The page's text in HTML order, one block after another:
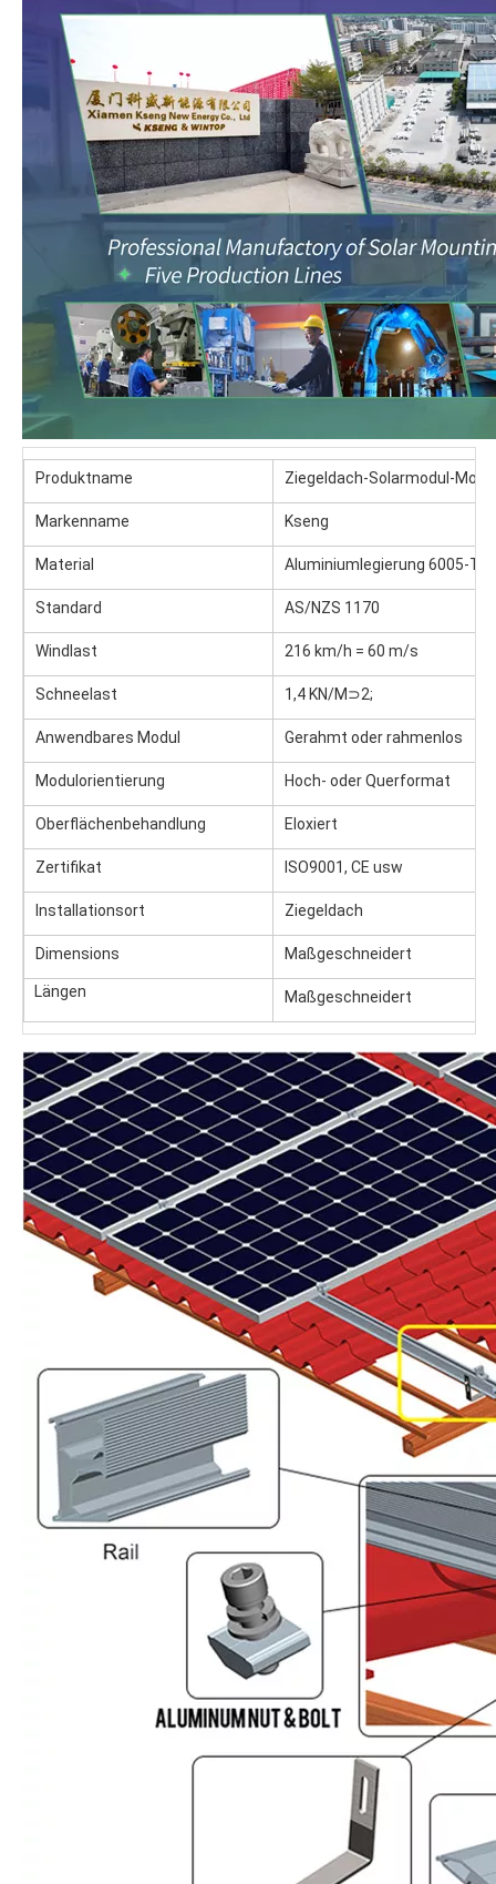
Produktname Ziegeldach-Solarmodul-
Markenname Kseng
Material Aluminiumlegierung 6005-T5
Standard AS/NZS 1170
Windlast 216 km/h = 60 m/s
Schneelast 1,4 KN/M⊃2;
Anwendbares Modul Gerahmt oder rahmenlos
Modulorientierung Hoch- oder Querformat
Oberflächenbehandlung Eloxiert
Zertifikat ISO9001, CE usw
Installationsort Ziegeldach
Dimensions Maßgeschneidert
Längen Maßgeschneidert